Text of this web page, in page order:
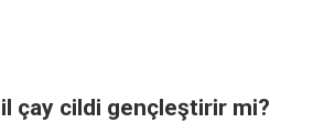
çay cildi gençleştirir mi?